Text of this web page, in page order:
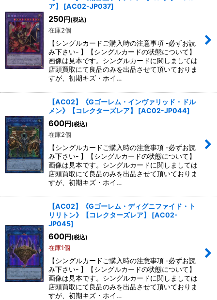
ア】
[AC02-JP037]
250円 (税込)
在庫2個
【シングルカードご購入時の注意事項 -必ずお読
み下さい- 】【シングルカードの状態について】
画像は見本です。シングルカードに関しましては
店頭買取にて良品のみを出品させて頂いておりま
すが、初期キズ・ホイ…
【AC02】《Gゴーレム・インヴァリッド・ドル
メン》【コレクターズレア】
[AC02-JP044]
600円 (税込)
在庫2個
【シングルカードご購入時の注意事項 -必ずお読
み下さい- 】【シングルカードの状態について】
画像は見本です。シングルカードに関しましては
店頭買取にて良品のみを出品させて頂いておりま
すが、初期キズ・ホイ…
【AC02】《Gゴーレム・ディグニファイド・ト
リリトン》【コレクターズレア】
[AC02-
JP045]
600円 (税込)
在庫1個
【シングルカードご購入時の注意事項 -必ずお読
み下さい- 】【シングルカードの状態について】
画像は見本です。シングルカードに関しましては
店頭買取にて良品のみを出品させて頂いておりま
すが、初期キズ・ホイ…